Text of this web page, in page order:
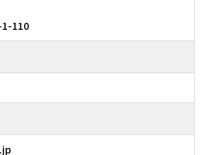
1-110